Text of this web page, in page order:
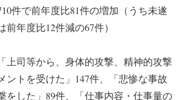
件で前年度比81件の増加（うち未遂
年度比12件減の67件）
上司等から、身体的攻撃、精神的攻撃
ントを受けた」147件、「悲惨な事故
をした」89件、「仕事内容・仕事量の